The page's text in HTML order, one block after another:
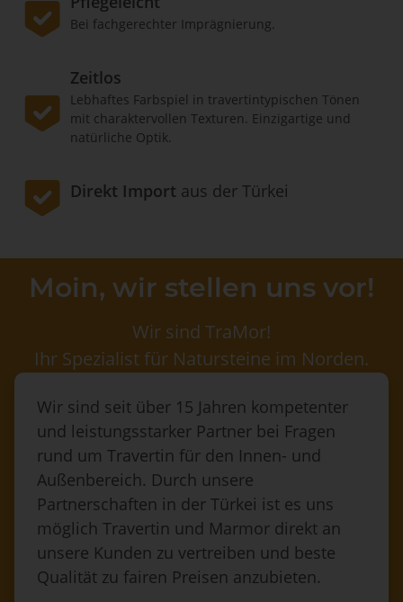
Bei fachgerechter Imprägnierung.
Zeitlos
Lebhaftes Farbspiel in travertintypischen Tönen
mit charaktervollen Texturen. Einzigartige und
natürliche Optik.
Direkt Import aus der Türkei
Moin, wir stellen uns vor!
Wir sind TraMor!
Ihr Spezialist für Natursteine im Norden.
Wir sind seit über 15 Jahren kompetenter
und leistungsstarker Partner bei Fragen
rund um Travertin für den Innen- und
Außenbereich. Durch unsere
Partnerschaften in der Türkei ist es uns
möglich Travertin und Marmor direkt an
unsere Kunden zu vertreiben und beste
Qualität zu fairen Preisen anzubieten.